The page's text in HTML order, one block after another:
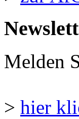
Melden
> hier